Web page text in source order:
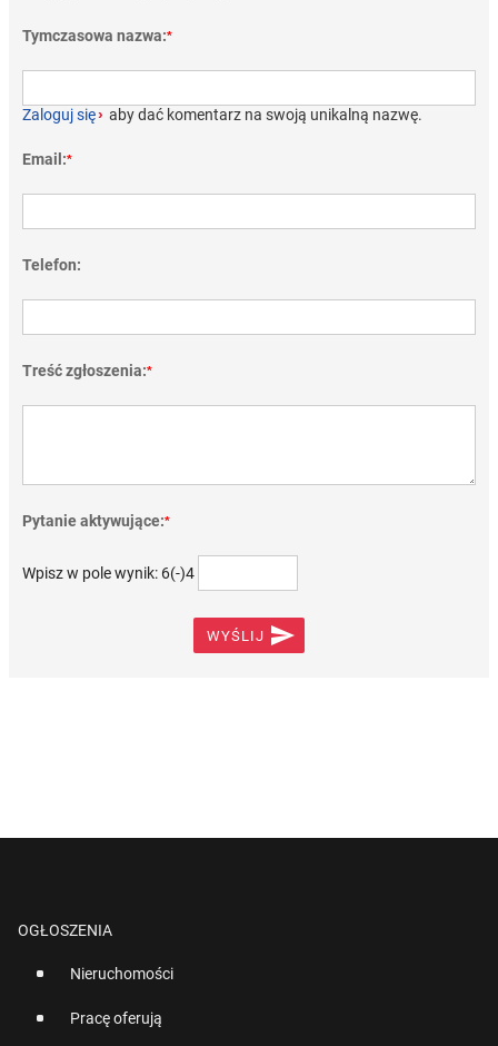
Tymczasowa nazwa:*
Zaloguj się› aby dać komentarz na swoją unikalną nazwę.
Email:*
Telefon:
Treść zgłoszenia:*
Pytanie aktywujące:*
Wpisz w pole wynik: 6(-)4
WYŚLIJ 
OGŁOSZENIA
Nieruchomości
Pracę oferują